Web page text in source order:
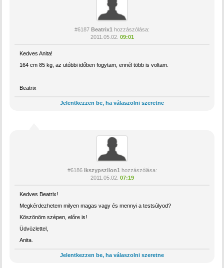
#6187 Beatrix1 hozzászólása:
2011.05.02. 09:01
Kedves Anita!
164 cm 85 kg, az utóbbi időben fogytam, ennél több is voltam.
Beatrix
Jelentkezzen be, ha válaszolni szeretne
#6186 Ikszypszilon1 hozzászólása:
2011.05.02. 07:19
Kedves Beatrix!
Megkérdezhetem milyen magas vagy és mennyi a testsúlyod?
Köszönöm szépen, előre is!
Üdvözlettel,
Anita.
Jelentkezzen be, ha válaszolni szeretne